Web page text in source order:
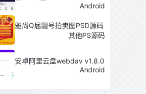
Android
雅尚Q届靓号拍卖图PSD源码
其他PS源码
安卓阿里云盘webdav v1.8.0
Android